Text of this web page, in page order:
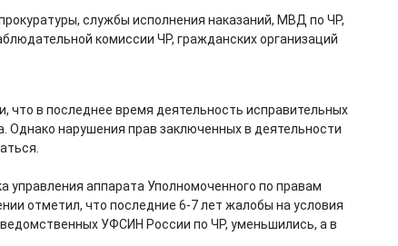
службы исполнения наказаний, МВД по ЧР,
комиссии ЧР, гражданских организаций
что в последнее время деятельность исправительных
нарушения прав заключенных в деятельности
управления аппарата Уполномоченного по правам
отметил, что последние 6-7 лет жалобы на условия
УФСИН России по ЧР, уменьшились, а в